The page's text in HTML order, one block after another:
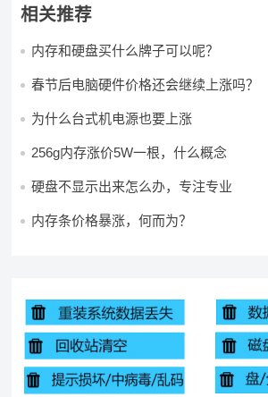
相关推荐
内存和硬盘买什么牌子可以呢？
春节后电脑硬件价格还会继续上涨吗？
为什么台式机电源也要上涨
256g内存涨价5W一根，什么概念
硬盘不显示出来怎么办，专注专业
内存条价格暴涨，何而为？